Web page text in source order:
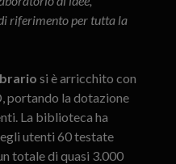
riferimento per tutta la
si è arricchito con
portando la dotazione
La biblioteca ha
utenti 60 testate
totale di quasi 3.000